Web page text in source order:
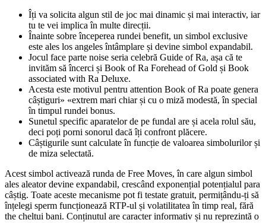
Îți va solicita algun stil de joc mai dinamic și mai interactiv, iar
tu te vei implica în multe direcții.
Înainte sobre începerea rundei benefit, un simbol exclusive
este ales los angeles întâmplare și devine simbol expandabil.
Jocul face parte noise seria celebră Guide of Ra, așa că te
invităm să încerci și Book of Ra Forehead of Gold și Book
associated with Ra Deluxe.
Acesta este motivul pentru attention Book of Ra poate genera
câștiguri» «extrem mari chiar și cu o miză modestă, în special
în timpul rundei bonus.
Sunetul specific aparatelor de pe fundal are și acela rolul său,
deci poți porni sonorul dacă îți confront plăcere.
Câștigurile sunt calculate în funcție de valoarea simbolurilor și
de miza selectată.
Acest simbol activează runda de Free Moves, în care algun simbol
ales aleator devine expandabil, crescând exponențial potențialul para
câștig. Toate aceste mecanisme pot fi testate gratuit, permițându-ți să
înțelegi sperm funcționează RTP-ul și volatilitatea în timp real, fără
the cheltui bani. Conținutul are caracter informativ și nu reprezintă o